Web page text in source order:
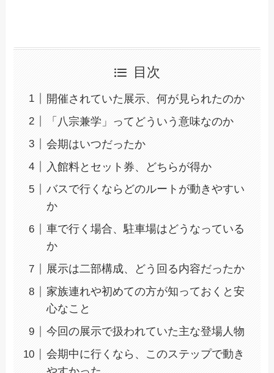
目次
開催されていた展示、何が見られたのか
「八宗兼学」ってどういう意味なのか
会期はいつだったか
入館料とセット券、どちらが得か
バスで行くならどのルートが動きやすい
か
車で行く場合、駐車場はどうなっている
か
展示は二部構成、どう回る内容だったか
家族連れや初めての方が知っておくと安
心なこと
今回の展示で扱われていた主な登場人物
会期中に行くなら、このステップで動き